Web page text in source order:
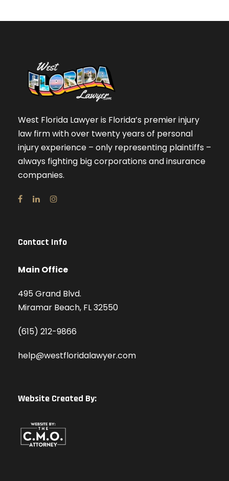
West Florida Lawyer is Florida’s premier injury
law firm with over twenty years of personal
injury experience – only representing plaintiffs –
always fighting big corporations and insurance
companies.
Contact Info
Main Office
495 Grand Blvd.
Miramar Beach, FL 32550
(615) 212-9866
help@westfloridalawyer.com
Website Created By: